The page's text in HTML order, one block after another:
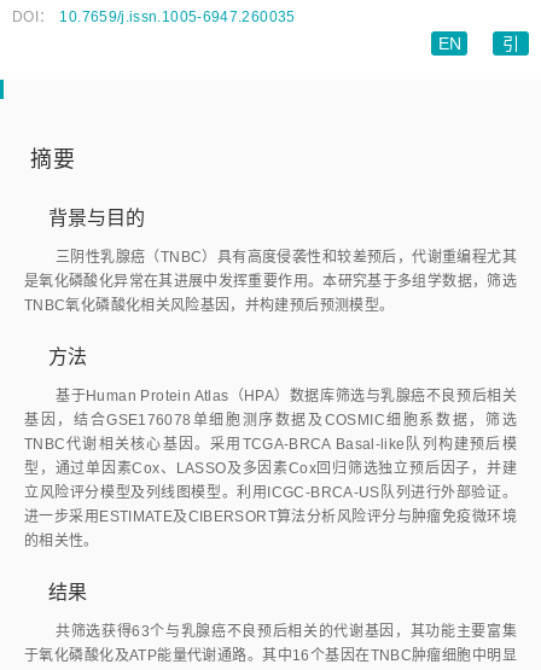
DOI： 10.7659/j.issn.1005-6947.260035
EN 引
摘要
背景与目的
三阴性乳腺癌（TNBC）具有高度侵袭性和较差预后，代谢重编程尤其
是氧化磷酸化异常在其进展中发挥重要作用。本研究基于多组学数据，筛选
TNBC氧化磷酸化相关风险基因，并构建预后预测模型。
方法
基于Human Protein Atlas（HPA）数据库筛选与乳腺癌不良预后相关
基因，结合GSE176078单细胞测序数据及COSMIC细胞系数据，筛选
TNBC代谢相关核心基因。采用TCGA-BRCA Basal-like队列构建预后模
型，通过单因素Cox、LASSO及多因素Cox回归筛选独立预后因子，并建
立风险评分模型及列线图模型。利用ICGC-BRCA-US队列进行外部验证。
进一步采用ESTIMATE及CIBERSORT算法分析风险评分与肿瘤免疫微环境
的相关性。
结果
共筛选获得63个与乳腺癌不良预后相关的代谢基因，其功能主要富集
于氧化磷酸化及ATP能量代谢通路。其中16个基因在TNBC肿瘤细胞中明显